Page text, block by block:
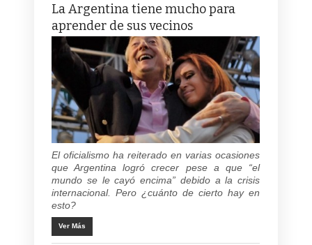
La Argentina tiene mucho para
aprender de sus vecinos
El oficialismo ha reiterado en varias ocasiones
que Argentina logró crecer pese a que “el
mundo se le cayó encima” debido a la crisis
internacional. Pero ¿cuánto de cierto hay en
esto?
Ver Más